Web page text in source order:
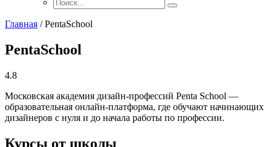
Главная /PentaSchool
PentaSchool
4.8
Московская академия дизайн-профессий Penta School —
образовательная онлайн-платформа, где обучают начинающих
дизайнеров с нуля и до начала работы по профессии.
Курсы от школы